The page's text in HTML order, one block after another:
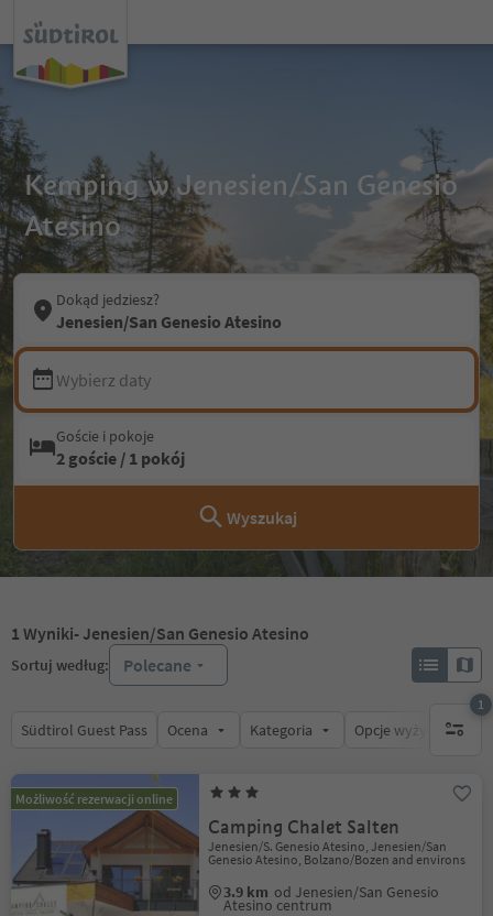
Kemping w Jenesien/San Genesio
Atesino
Dokąd jedziesz?
Jenesien/San Genesio Atesino
Wybierz daty
Goście i pokoje
2 goście / 1 pokój
Wyszukaj
1 Wyniki- Jenesien/San Genesio Atesino
Sortuj według: Polecane
Südtirol Guest Pass Ocena Kategoria Opcje wyżywienia
1
1
Możliwość rezerwacji online
Camping Chalet Salten
Jenesien/S. Genesio Atesino, Jenesien/San
Genesio Atesino, Bolzano/Bozen and environs
3.9 km od Jenesien/San Genesio
Atesino centrum